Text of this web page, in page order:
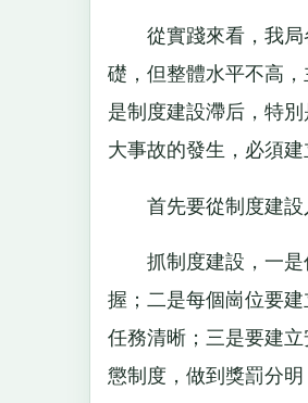
從實踐來看，我局
礎，但整體水平不高
是制度建設滯后，特
大事故的發生，必須建
首先要從制度建設入
抓制度建設，一是
握；二是每個崗位要
任務清晰；三是要建
懲制度，做到獎罰分明